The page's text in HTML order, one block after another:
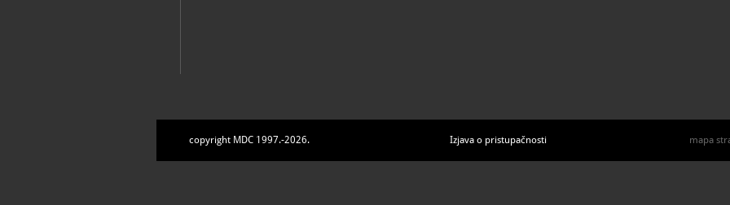
copyright MDC 1997.-2026. Izjava o pristupačnosti mapa